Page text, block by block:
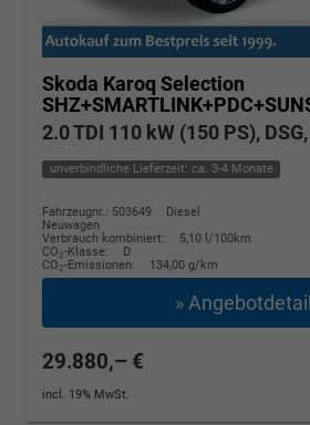
Skoda Karoq Selection
2.0 TDI 110 kW (150 PS),
unverbindliche Lieferzeit: ca. 3-4 Monate
Fahrzeugnr.: 503649
Diesel
Neuwagen
Verbrauch kombiniert:
5,10 l/100km
CO2-Klasse:
D
CO2-Emissionen: 134,00 g/km
»
29.880,– €
incl. 19% MwSt.